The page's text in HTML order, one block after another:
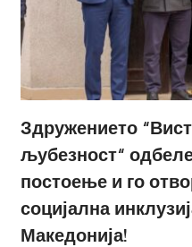
Здружението
љубезност“
постоење и го
социјална
Македонија!